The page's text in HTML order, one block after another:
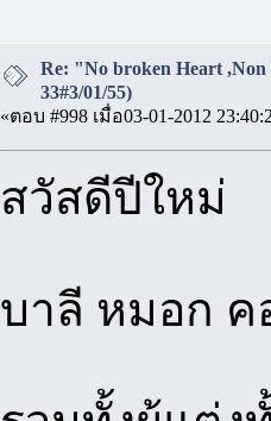
Re: "No broken Heart
33#3/01/55)
«ตอบ #998 เมื่อ03-01-2012
สวัสดีปีใหม่
บาลี หมอก ค